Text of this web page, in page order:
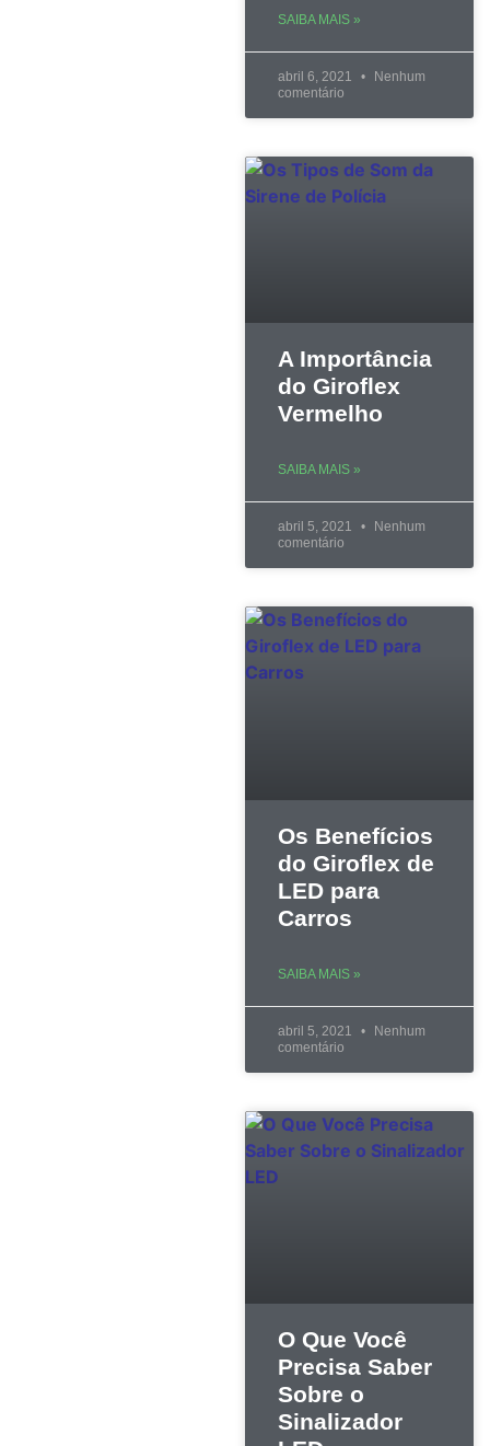
SAIBA MAIS »
abril 6, 2021
Nenhum
comentário
A Importância
do Giroflex
Vermelho
SAIBA MAIS »
abril 5, 2021
Nenhum
comentário
Os Benefícios
do Giroflex de
LED para
Carros
SAIBA MAIS »
abril 5, 2021
Nenhum
comentário
O Que Você
Precisa Saber
Sobre o
Sinalizador